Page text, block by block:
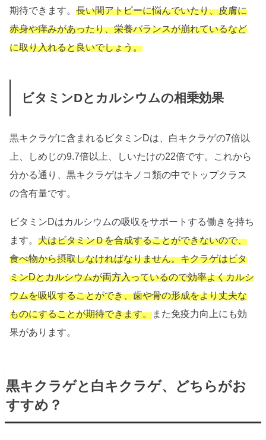
期待できます。長い間アトピーに悩んでいたり、皮膚に
赤身や痒みがあったり、栄養バランスが崩れているなど
に取り入れると良いでしょう。
ビタミンDとカルシウムの相乗効果
黒キクラゲに含まれるビタミンDは、白キクラゲの7倍以
上、しめじの9.7倍以上、しいたけの22倍です。これから
分かる通り、黒キクラゲはキノコ類の中でトップクラス
の含有量です。
ビタミンDはカルシウムの吸収をサポートする働きを持ち
ます。犬はビタミンＤを合成することができないので、
食べ物から摂取しなければなりません。キクラゲはビタ
ミンDとカルシウムが両方入っているので効率よくカルシ
ウムを吸収することができ、歯や骨の形成をより丈夫な
ものにすることが期待できます。また免疫力向上にも効
果があります。
黒キクラゲと白キクラゲ、どちらがお
すすめ？